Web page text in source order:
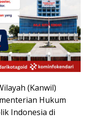
(Kanwil)
Hukum
Indonesia di